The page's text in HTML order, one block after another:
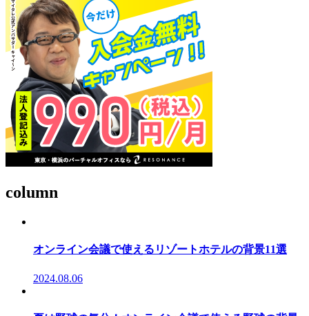
column
オンライン会議で使えるリゾートホテルの背景11選
2024.08.06